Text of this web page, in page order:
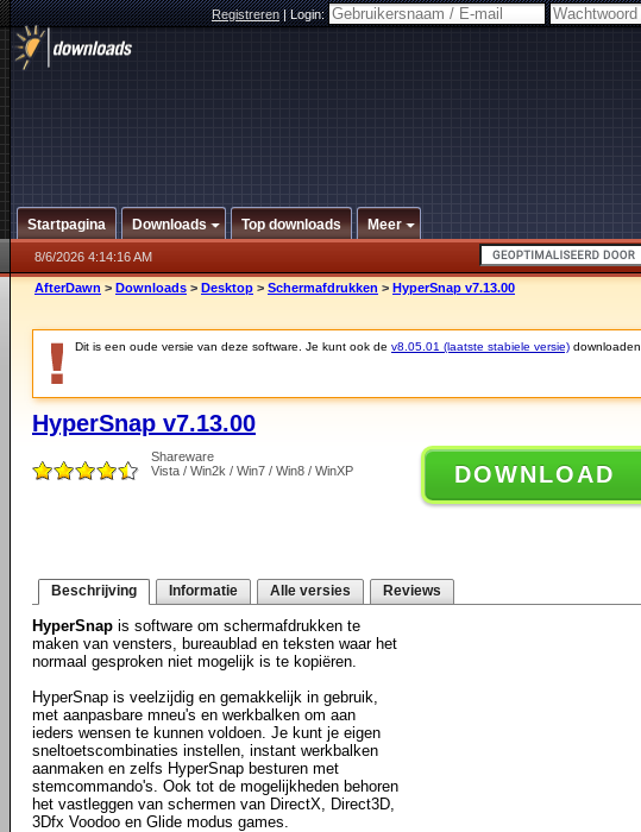
Registreren|Login:
Startpagina Downloads Top downloads Meer
8/6/2026 4:14:16 AM
AfterDawn > Downloads > Desktop > Schermafdrukken > HyperSnap v7.13.00
Dit is een oude versie van deze software. Je kunt ook de v8.05.01 (laatste stabiele versie) downloaden.
HyperSnap v7.13.00
Shareware
Vista / Win2k / Win7 / Win8 / WinXP
DOWNLOAD
Beschrijving Informatie Alle versies Reviews
HyperSnap is software om schermafdrukken te
maken van vensters, bureaublad en teksten waar het
normaal gesproken niet mogelijk is te kopiëren.
HyperSnap is veelzijdig en gemakkelijk in gebruik,
met aanpasbare mneu's en werkbalken om aan
ieders wensen te kunnen voldoen. Je kunt je eigen
sneltoetscombinaties instellen, instant werkbalken
aanmaken en zelfs HyperSnap besturen met
stemcommando's. Ook tot de mogelijkheden behoren
het vastleggen van schermen van DirectX, Direct3D,
3Dfx Voodoo en Glide modus games.